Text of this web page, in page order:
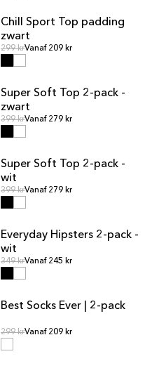
UITVERKOOP
Chill Sport Top padding
zwart
Normale prijs
299 krNormale prijs
Vanaf 209 kr
UITVERKOOP
Super Soft Top 2-pack -
zwart
Normale prijs
399 krNormale prijs
Vanaf 279 kr
UITVERKOOP
Super Soft Top 2-pack -
wit
Normale prijs
399 krNormale prijs
Vanaf 279 kr
UITVERKOOP
Everyday Hipsters 2-pack -
wit
Normale prijs
349 krNormale prijs
Vanaf 245 kr
Best Socks Ever | 2-pack
Normale prijs
299 krNormale prijs
Vanaf 209 kr